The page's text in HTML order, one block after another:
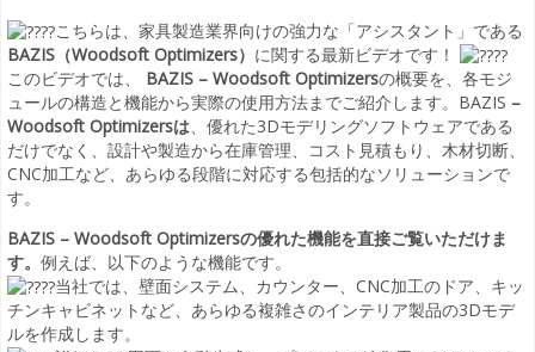
こちらは、家具製造業界向けの強力な「アシスタント」である
BAZIS（Woodsoft Optimizers） に関する最新ビデオです！
このビデオでは、 BAZIS – Woodsoft Optimizersの概要を、各モジ
ュールの構造と機能から実際の使用方法までご紹介します。BAZIS –
Woodsoft Optimizersは、優れた3Dモデリングソフトウェアである
だけでなく、設計や製造から在庫管理、コスト見積もり、木材切断、
CNC加工など、あらゆる段階に対応する包括的なソリューションで
す。
BAZIS – Woodsoft Optimizersの優れた機能を直接ご覧いただけま
す。 例えば、以下のような機能です。
当社では、壁面システム、カウンター、CNC加工のドア、キッ
チンキャビネットなど、あらゆる複雑さのインテリア製品の3Dモデ
ルを作成します。